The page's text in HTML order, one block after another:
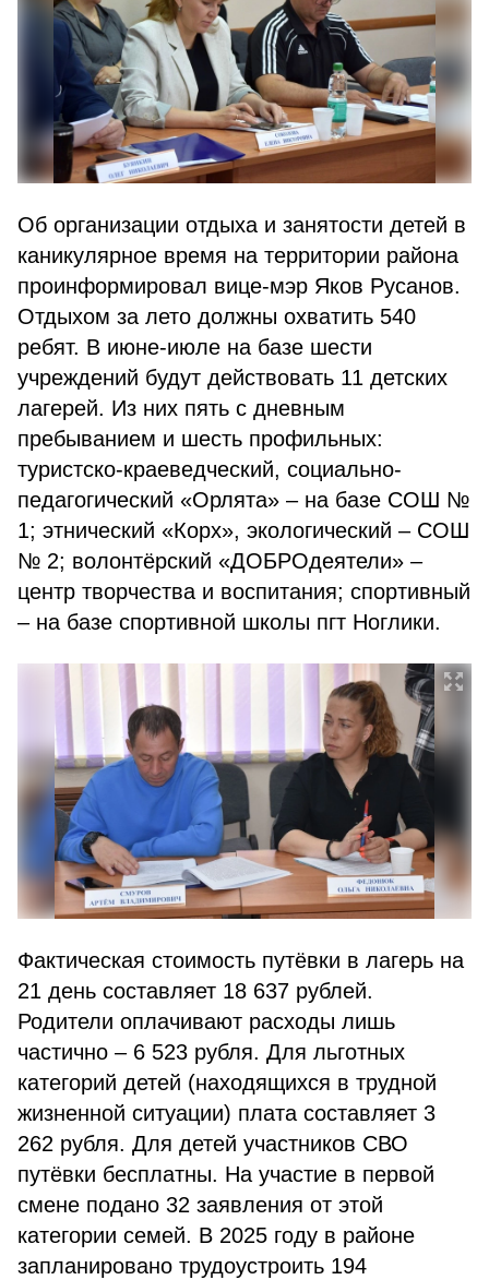
Об организации отдыха и занятости детей в
каникулярное время на территории района
проинформировал вице-мэр Яков Русанов.
Отдыхом за лето должны охватить 540
ребят. В июне-июле на базе шести
учреждений будут действовать 11 детских
лагерей. Из них пять с дневным
пребыванием и шесть профильных:
туристско-краеведческий, социально-
педагогический «Орлята» – на базе СОШ №
1; этнический «Корх», экологический – СОШ
№ 2; волонтёрский «ДОБРОдеятели» –
центр творчества и воспитания; спортивный
– на базе спортивной школы пгт Ноглики.
Фактическая стоимость путёвки в лагерь на
21 день составляет 18 637 рублей.
Родители оплачивают расходы лишь
частично – 6 523 рубля. Для льготных
категорий детей (находящихся в трудной
жизненной ситуации) плата составляет 3
262 рубля. Для детей участников СВО
путёвки бесплатны. На участие в первой
смене подано 32 заявления от этой
категории семей. В 2025 году в районе
запланировано трудоустроить 194